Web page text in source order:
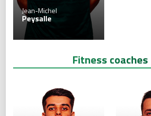
Jean-Michel
Peysalle
Fitness coaches